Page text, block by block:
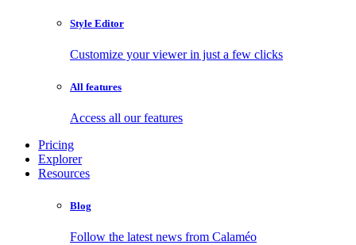
Style Editor
Customize your viewer in just a few clicks
All features
Access all our features
Pricing
Explorer
Resources
Blog
Follow the latest news from Calaméo